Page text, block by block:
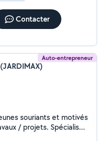
Contacter
Auto-entrepreneur
souriants et motivés
/ projets. Spécialisé